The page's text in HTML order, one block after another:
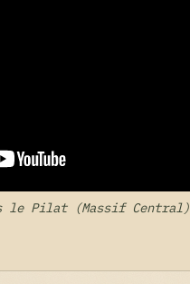
le Pilat (Massif Central)